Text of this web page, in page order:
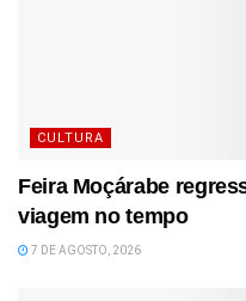
CULTURA
Feira Moçárabe
viagem no tempo
7 DE AGOSTO, 2026